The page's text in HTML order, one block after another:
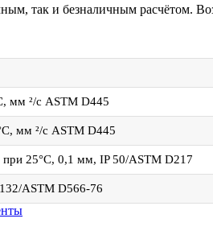
так и безналичным расчётом.
мм ²/с ASTM D445
мм ²/с ASTM D445
при 25°С, 0,1 мм, IP 50/ASTM D217
ASTM D566-76